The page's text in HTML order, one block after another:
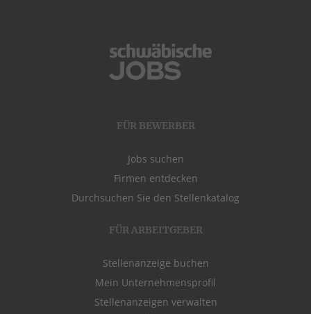
FÜR BEWERBER
Jobs suchen
Firmen entdecken
Durchsuchen Sie den Stellenkatalog
FÜR ARBEITGEBER
Stellenanzeige buchen
Mein Unternehmensprofil
Stellenanzeigen verwalten